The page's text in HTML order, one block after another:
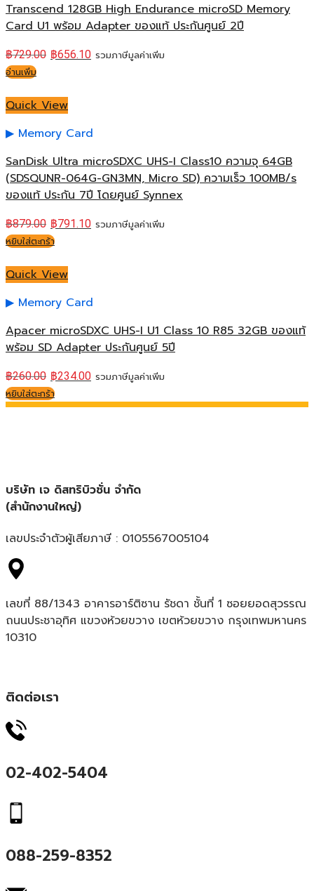
Transcend 128GB High Endurance microSD Memory
Card U1 พร้อม Adapter ของแท้ ประกันศูนย์ 2ปี
฿729.00 ฿656.10 รวมภาษีมูลค่าเพิ่ม
อ่านเพิ่ม
Quick View
Memory Card
SanDisk Ultra microSDXC UHS-I Class10 ความจุ 64GB
(SDSQUNR-064G-GN3MN, Micro SD) ความเร็ว 100MB/s
ของแท้ ประกัน 7ปี โดยศูนย์ Synnex
฿879.00 ฿791.10 รวมภาษีมูลค่าเพิ่ม
หยิบใส่ตะกร้า
Quick View
Memory Card
Apacer microSDXC UHS-I U1 Class 10 R85 32GB ของแท้
พร้อม SD Adapter ประกันศูนย์ 5ปี
฿260.00 ฿234.00 รวมภาษีมูลค่าเพิ่ม
หยิบใส่ตะกร้า
บริษัท เจ ดิสทริบิวชั่น จำกัด
(สำนักงานใหญ่)
เลขประจำตัวผู้เสียภาษี : 0105567005104
เลขที่ 88/1343 อาคารอาร์ติซาน รัชดา ชั้นที่ 1 ซอยยอดสุวรรณ
ถนนประชาอุทิศ แขวงห้วยขวาง เขตห้วยขวาง กรุงเทพมหานคร
10310
ติดต่อเรา
02-402-5404
088-259-8352